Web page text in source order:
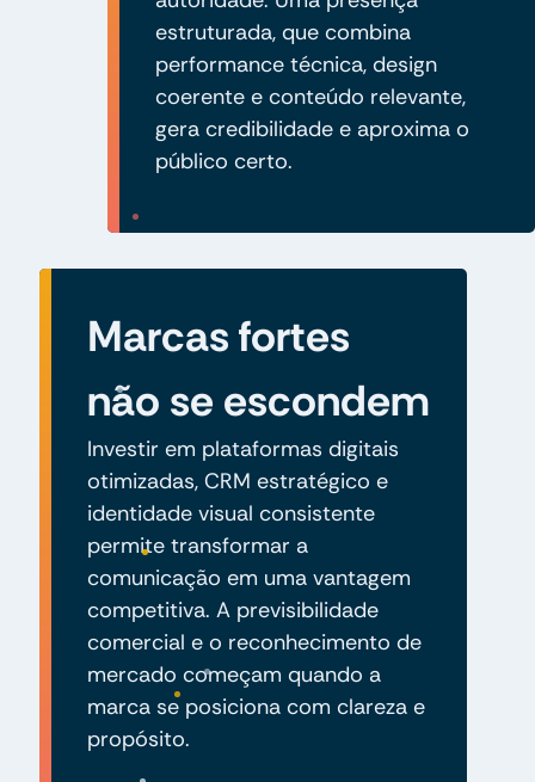
estruturada, que combina
performance técnica, design
coerente e conteúdo relevante,
gera credibilidade e aproxima o
público certo.
Marcas fortes
não se escondem
Investir em plataformas digitais
otimizadas, CRM estratégico e
identidade visual consistente
permite transformar a
comunicação em uma vantagem
competitiva. A previsibilidade
comercial e o reconhecimento de
mercado começam quando a
marca se posiciona com clareza e
propósito.